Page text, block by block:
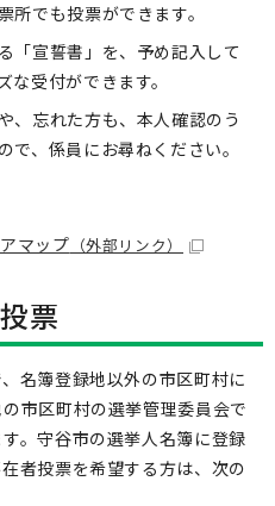
所でも投票ができます。
「宣誓書」を、予め記入して
受付ができます。
、忘れた方も、本人確認のう
で、係員にお尋ねください。
マップ （外部リンク）
票
名簿登録地以外の市区町村に
市区町村の選挙管理委員会で
。守谷市の選挙人名簿に登録
者投票を希望する方は、次の